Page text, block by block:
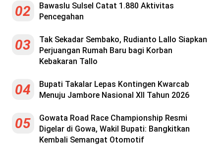
02
Bawaslu Sulsel Catat 1.880 Aktivitas
Pencegahan
03
Tak Sekadar Sembako, Rudianto Lallo Siapkan
Perjuangan Rumah Baru bagi Korban
Kebakaran Tallo
04
Bupati Takalar Lepas Kontingen Kwarcab
Menuju Jambore Nasional XII Tahun 2026
05
Gowata Road Race Championship Resmi
Digelar di Gowa, Wakil Bupati: Bangkitkan
Kembali Semangat Otomotif